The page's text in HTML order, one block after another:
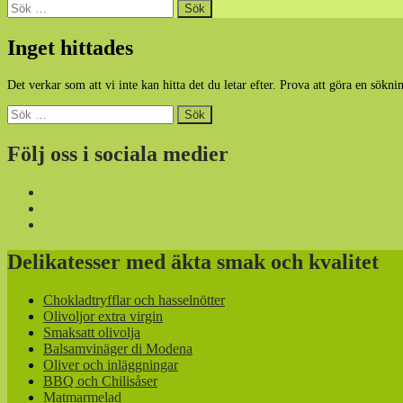
Sök
efter:
Inget hittades
Det verkar som att vi inte kan hitta det du letar efter. Prova att göra en
Sök
efter:
Följ oss i sociala medier
Delikatesser med äkta smak och kvalitet
Chokladtryfflar och hasselnötter
Olivoljor extra virgin
Smaksatt olivolja
Balsamvinäger di Modena
Oliver och inläggningar
BBQ och Chilisåser
Matmarmelad